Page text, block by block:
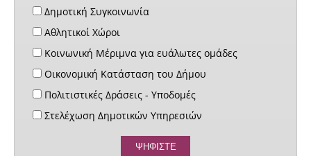
Δημοτική Συγκοινωνία
Αθλητικοί Χώροι
Κοινωνική Μέριμνα για ευάλωτες ομάδες
Οικονομική Κατάσταση του Δήμου
Πολιτιστικές Δράσεις - Υποδομές
Στελέχωση Δημοτικών Υπηρεσιών